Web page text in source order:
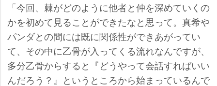
「今回、棘がどのように他者と仲を深めていくの
かを初めて見ることができたなと思って。真希
パンダとの間には既に関係性ができあがってい
て、その中に乙骨が入ってくる流れなんですが、
多分乙骨からすると『どうやって会話すればいい
んだろう？』というところから始まっているんで